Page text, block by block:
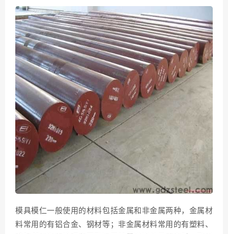
模具模仁一般使用的材料包括金属和非金属两种，金属材
料常用的有铝合金、钢材等；非金属材料常用的有塑料、